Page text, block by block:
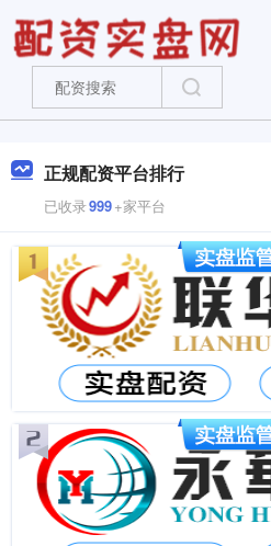
正规配资平台排行
已收录999+家平台